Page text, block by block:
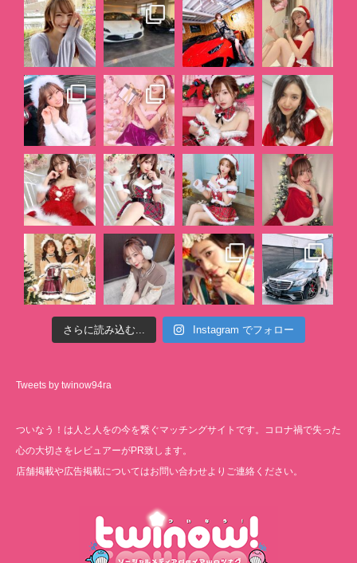
さらに読み込む... Instagram でフォロー
Tweets by twinow94ra
ついなう！は人と人をの今を繋ぐマッチングサイトです。コロナ禍で失った
心の大切さをレビュアーがPR致します。
店舗掲載や広告掲載についてはお問い合わせよりご連絡ください。